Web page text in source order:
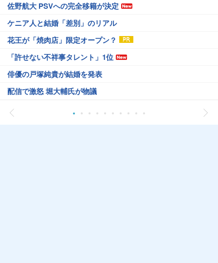
佐野航大 PSVへの完全移籍が決定
ケニア人と結婚「差別」のリアル
花王が「焼肉店」限定オープン？
「許せない不祥事タレント」1位
俳優の戸塚純貴が結婚を発表
配信で激怒 堀大輔氏が物議